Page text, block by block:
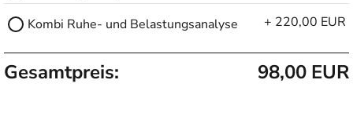
Kombi Ruhe- und Belastungsanalyse + 220,00 EUR
Gesamtpreis: 98,00 EUR